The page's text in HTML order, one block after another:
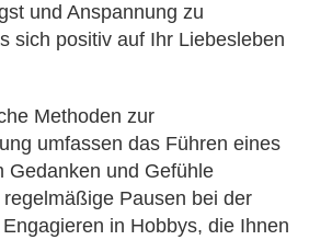
und Anspannung zu
sich positiv auf Ihr Liebesleben
Methoden zur
umfassen das Führen eines
Gedanken und Gefühle
Pausen bei der
in Hobbys, die Ihnen